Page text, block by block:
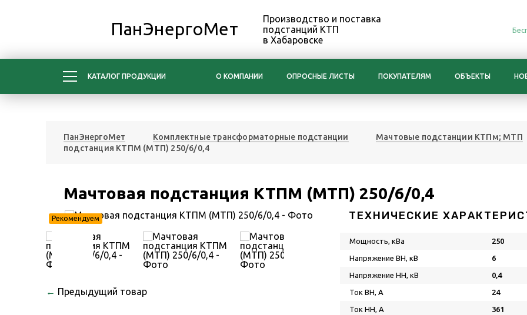
ПанЭнергоМет
Производство и поставка
подстанций КТП
в Хабаровске
КАТАЛОГ ПРОДУКЦИИ О КОМПАНИИ ОПРОСНЫЕ ЛИСТЫ ПОКУПАТЕЛЯМ ОБЪЕКТЫ
ПанЭнергоМет Комплектные трансформаторные подстанции
Мачтовые подстанции КТПм; МТП
подстанция КТПМ (МТП) 250/6/0,4
Мачтовая подстанция КТПМ (МТП) 250/6/0,4
Рекомендуем
← Предыдущий товар
ТЕХНИЧЕСКИЕ
Мощность, кВа 250
Напряжение ВН, кВ 6
Напряжение НН, кВ 0,4
Ток ВН, А 24
Ток НН, А 361